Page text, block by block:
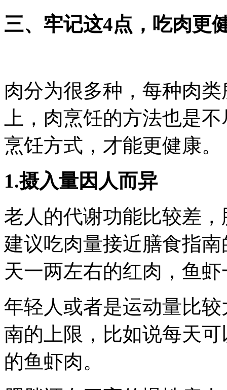
三、牢记这4点，吃肉更
肉分为很多种，每种肉
上，肉烹饪的方法也是
烹饪方式，才能更健康。
1.摄入量因人而异
老人的代谢功能比较差
建议吃肉量接近膳食指
天一两左右的红肉，鱼
年轻人或者是运动量比
南的上限，比如说每天
的鱼虾肉。